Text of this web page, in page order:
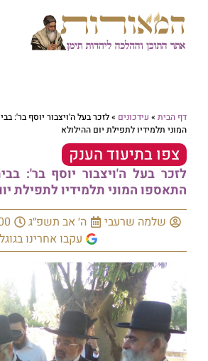
דף הבית » עידכונים »לזכר בעל ה'ויצבור יוסף בר':
המוני תלמידיו לתפילת יום ההילולא
צפו בתיעוד הענק
לזכר בעל ה'ויצבור יוסף בר':
התאספו המוני תלמידיו לתפילת
שלמה שרעבי ה׳ אב תשפ״ג
עקבו אחרינו בגוגל